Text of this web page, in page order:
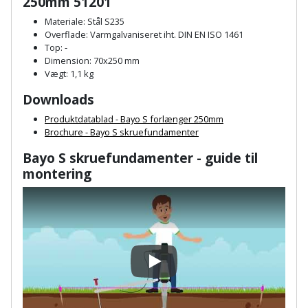
Sternbeklædning
Terrassebrædder
Terrasseopklodsning
Tråd
til
byggeri
Vinduer
Palleløfter
Polsøger
Profilsaks
Reb
Renseservietter
og
wipes
Sækkelukker
Industristøvsuger
Kantfræser
Kantlimer
Kantlimertilbehør
Kap-
og
geringssav
Kerneboremaskine
Klammepistol
Kombokit
Højbede
Højtaler
Hylder
Jagt
Jul
Kaffe
Klæbesøm
Materiale: Stål S235
Overflade: Varmgalvaniseret iht. DIN EN ISO 1461
Top: -
Dimension: 70x250 mm
Vægt: 1,1 kg
Downloads
Produktdatablad - Bayo S forlænger 250mm
Brochure - Bayo S skruefundamenter
Bayo S skruefundamenter - guide til
montering
Play